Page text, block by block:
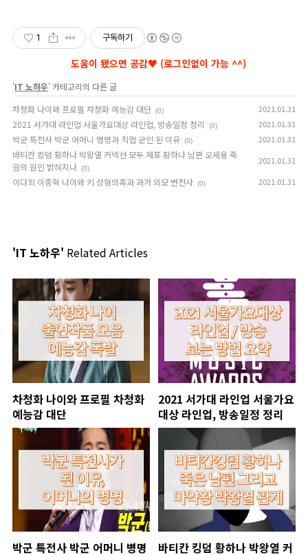
1 구독하기
'IT 노하우' 카테고리의 다른 글
차청화 나이와 프로필 차청화 예능감 대단 (0) 2021.01.31
2021 서가대 라인업 서울가요대상 라인업, 방송일정 정리 (0) 2021.01.31
박군 특전사 박군 어머니 병명과 직업 군인 된 이유 (0) 2021.01.31
바티칸 킹덤 황하나 박왕열 커넥션 모두 체포 황하나 남편 오세용 죽
음의 원인 밝혀지나 (0)
2021.01.31
이다희 이종혁 나이와 키 성형의혹과 과거 외모 변천사 (0) 2021.01.31
'IT 노하우' Related Articles
차청화 나이와 프로필 차청화
예능감 대단
2021 서가대 라인업 서울가요
대상 라인업, 방송일정 정리
박군 특전사 박군 어머니 병명
바티칸 킹덤 황하나 박왕열 커